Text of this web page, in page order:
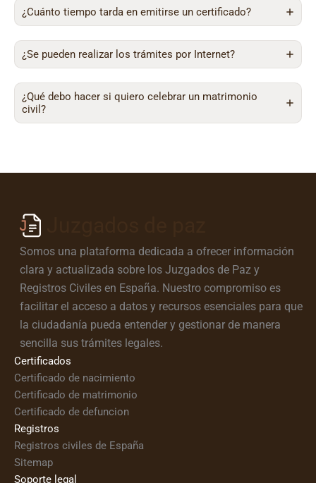
¿Cuánto tiempo tarda en emitirse un certificado?
¿Se pueden realizar los trámites por Internet?
¿Qué debo hacer si quiero celebrar un matrimonio
civil?
Somos una plataforma dedicada a ofrecer información
clara y actualizada sobre los Juzgados de Paz y
Registros Civiles en España. Nuestro compromiso es
facilitar el acceso a datos y recursos esenciales para que
la ciudadanía pueda entender y gestionar de manera
sencilla sus trámites legales.
Certificados
Certificado de nacimiento
Certificado de matrimonio
Certificado de defuncion
Registros
Registros civiles de España
Sitemap
Soporte legal